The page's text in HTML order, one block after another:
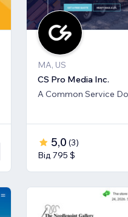
MA, US
CS Pro Media Inc.
A Common Service
5,0 (3)
Від 795 $